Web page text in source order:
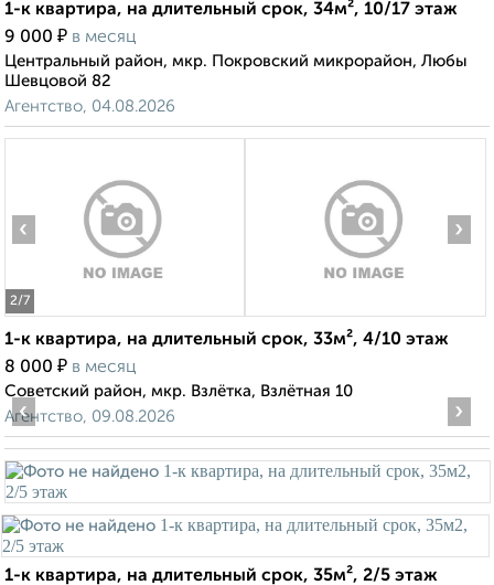
1-к квартира, на длительный срок, 34м², 10/17 этаж
9 000 ₽ в месяц
Центральный район, мкр. Покровский микрорайон, Любы
Шевцовой 82
Агентство, 04.08.2026
2/7
‹ ›
1-к квартира, на длительный срок, 33м², 4/10 этаж
8 000 ₽ в месяц
Советский район, мкр. Взлётка, Взлётная 10
Агентство, 09.08.2026
‹ ›
1-к квартира, на длительный срок, 35м², 2/5 этаж